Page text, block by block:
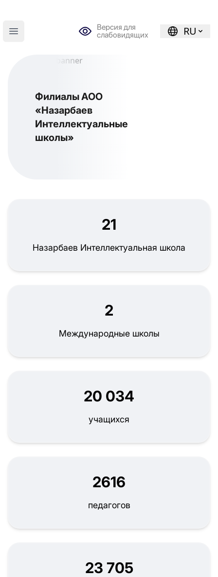
Open main menu
Версия для
слабовидящих
RU
Филиалы АОО
«Назарбаев
Интеллектуальные
школы»
21
Назарбаев Интеллектуальная школа
2
Международные школы
20 034
учащихся
2616
педагогов
23 705